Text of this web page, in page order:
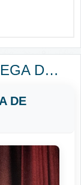
SOLEMNE ACTO DE ENTREGA DE SÍMBOLOS DE ENFERMERÍA
DE